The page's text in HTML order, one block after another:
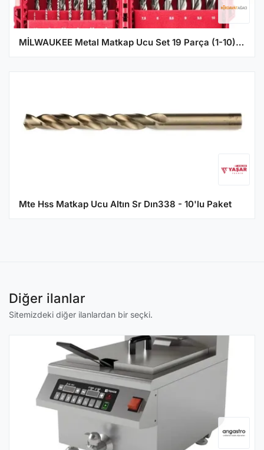
MİLWAUKEE Metal Matkap Ucu Set 19 Parça (1-10) Thunderweb Seri (4932493869)
Mte Hss Matkap Ucu Altın Sr Dın338 - 10'lu Paket
Diğer ilanlar
Sitemizdeki diğer ilanlardan bir seçki.